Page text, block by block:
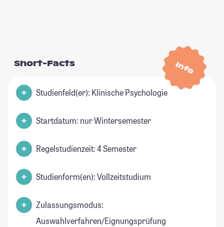
Info
Short-Facts
Studienfeld(er): Klinische Psychologie
Startdatum: nur Wintersemester
Regelstudienzeit: 4 Semester
Studienform(en): Vollzeitstudium
Zulassungsmodus:
Auswahlverfahren/Eignungsprüfung